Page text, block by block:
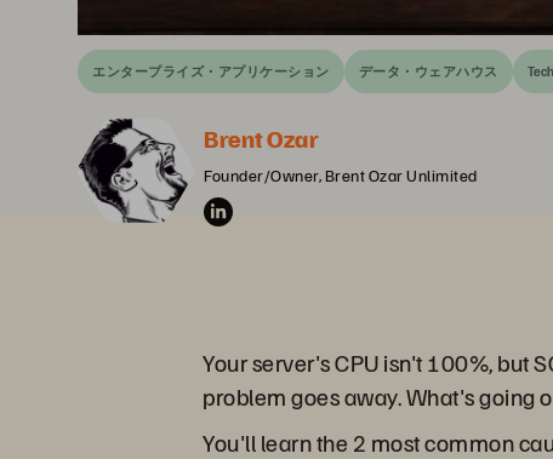
エンタープライズ・アプリケーション データ・ウェアハウス
Brent Ozar
Founder/Owner, Brent Ozar Unlimited
Your server's CPU isn't 100%, but
problem goes away. What's going
You'll learn the 2 most common